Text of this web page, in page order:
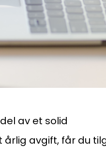
av et solid
avgift, får du